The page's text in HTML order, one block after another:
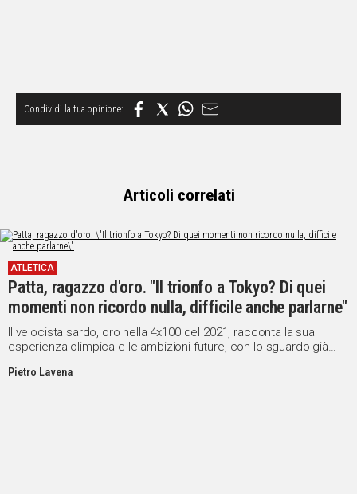
Articoli correlati
ATLETICA
Patta, ragazzo d'oro. "Il trionfo a Tokyo? Di quei
momenti non ricordo nulla, difficile anche parlarne"
Il velocista sardo, oro nella 4x100 del 2021, racconta la sua
esperienza olimpica e le ambizioni future, con lo sguardo già
rivolto a Los Angeles 2028
Pietro Lavena